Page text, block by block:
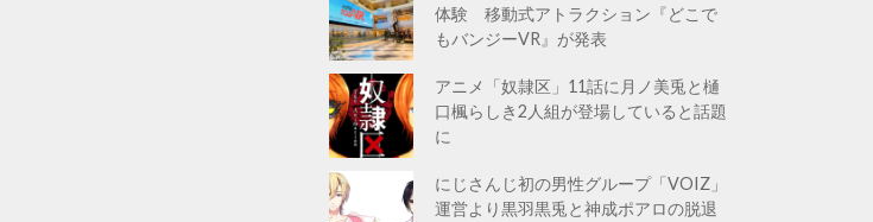
体験 移動式アトラクション『どこで
もバンジーVR』が発表
アニメ「奴隷区」11話に月ノ美兎と樋
口楓らしき2人組が登場していると話題
に
にじさんじ初の男性グループ「VOIZ」
運営より黒羽黒兎と神成ポアロの脱退